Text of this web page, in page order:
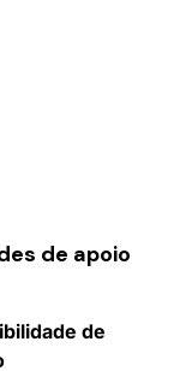
de apoio
de